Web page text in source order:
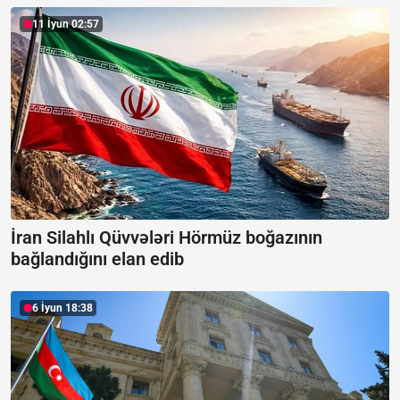
11 İyun 02:57
İran Silahlı Qüvvələri Hörmüz boğazının
bağlandığını elan edib
6 İyun 18:38